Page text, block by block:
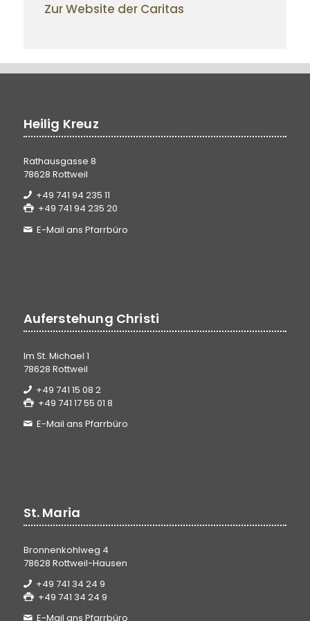
Zur Website der Caritas
Heilig Kreuz
Rathausgasse 8
78628 Rottweil
+49 741 94 235 11
+49 741 94 235 20
E-Mail ans Pfarrbüro
Auferstehung Christi
Im St. Michael 1
78628 Rottweil
+49 741 15 08 2
+49 741 17 55 01 8
E-Mail ans Pfarrbüro
St. Maria
Bronnenkohlweg 4
78628 Rottweil-Hausen
+49 741 34 24 9
+49 741 34 24 9
E-Mail ans Pfarrbüro